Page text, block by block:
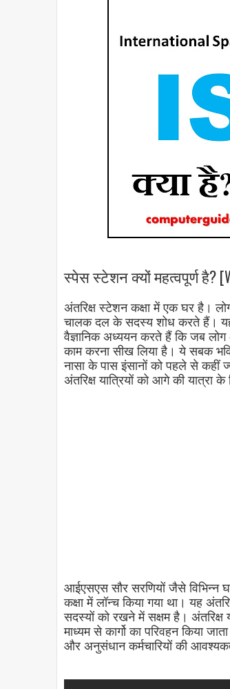
स्पेस स्टेशन क्यों महत्वपूर्ण है?
अंतरिक्ष स्टेशन कक्षा में एक घर है।
चालक दल के सदस्य शोध करते हैं। यह
वैज्ञानिक अध्ययन करते हैं कि जब लोग
काम करना सीख लिया है। ये सबक
नासा के पास इंसानों को पहले से कहीं
अंतरिक्ष यात्रियों को आगे की यात्रा
आईएसएस सौर सरणियों जैसे विभिन्न
कक्षा में लॉन्च किया गया था। यह
सदस्यों को रखने में सक्षम है।
माध्यम से कार्गो का परिवहन किया
और अनुसंधान कर्मचारियों की